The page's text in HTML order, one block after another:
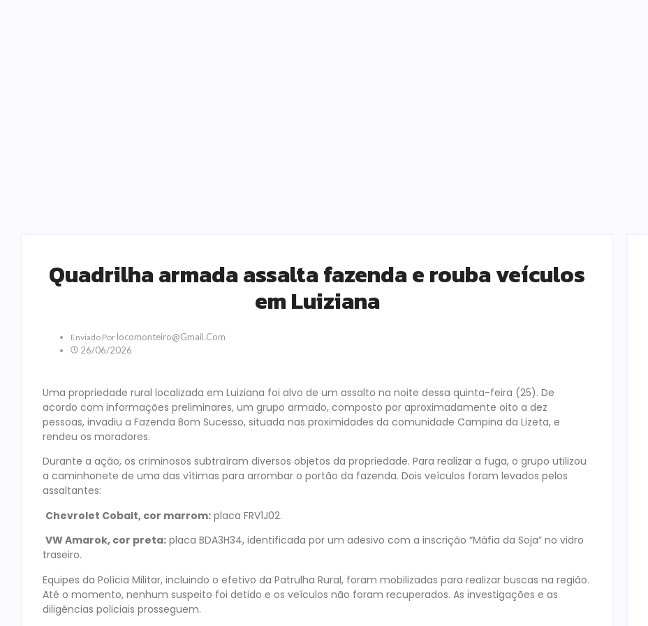
Quadrilha armada assalta fazenda e rouba veículos
em Luiziana
Enviado Por Locomonteiro@gmail.com
26/06/2026
Uma propriedade rural localizada em Luiziana foi alvo de um assalto na noite dessa quinta-feira (25). De
acordo com informações preliminares, um grupo armado, composto por aproximadamente oito a dez
pessoas, invadiu a Fazenda Bom Sucesso, situada nas proximidades da comunidade Campina da Lizeta, e
rendeu os moradores.
Durante a ação, os criminosos subtraíram diversos objetos da propriedade. Para realizar a fuga, o grupo utilizou
a caminhonete de uma das vítimas para arrombar o portão da fazenda. Dois veículos foram levados pelos
assaltantes:
Chevrolet Cobalt, cor marrom: placa FRV1J02.
VW Amarok, cor preta: placa BDA3H34, identificada por um adesivo com a inscrição “Máfia da Soja” no vidro
traseiro.
Equipes da Polícia Militar, incluindo o efetivo da Patrulha Rural, foram mobilizadas para realizar buscas na região.
Até o momento, nenhum suspeito foi detido e os veículos não foram recuperados. As investigações e as
diligências policiais prosseguem.